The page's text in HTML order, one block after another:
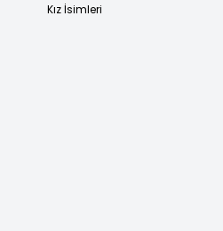
Kız İsimleri